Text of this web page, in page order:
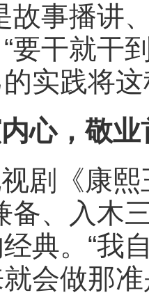
故事播讲
要干就干
实践将
心，敬
剧《康
备、入木
典。“我
会做那